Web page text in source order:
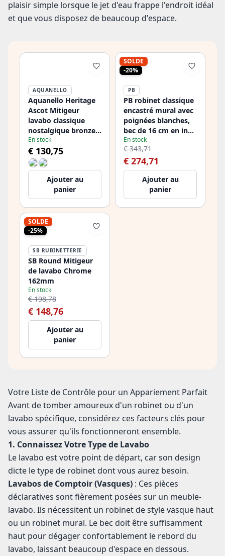
plaisir simple lorsque le jet d'eau frappe l'endroit idéal
et que vous disposez de beaucoup d'espace.
AQUANELLO
Aquanello Heritage
Ascot Mitigeur
lavabo classique
nostalgique bronze
BN-4101-HA
En stock
€ 130,75
Ajouter au
panier
SOLDE
-20%
PB
PB robinet classique
encastré mural avec
poignées blanches,
bec de 16 cm en inox
1208854342
En stock
€ 343,71
€ 274,71
Ajouter au
panier
SOLDE
-25%
SB RUBINETTERIE
SB Round Mitigeur
de lavabo Chrome
162mm
En stock
€ 198,78
€ 148,76
Ajouter au
panier
Votre Liste de Contrôle pour un Appariement Parfait
Avant de tomber amoureux d'un robinet ou d'un
lavabo spécifique, considérez ces facteurs clés pour
vous assurer qu'ils fonctionneront ensemble.
1. Connaissez Votre Type de Lavabo
Le lavabo est votre point de départ, car son design
dicte le type de robinet dont vous aurez besoin.
Lavabos de Comptoir (Vasques) : Ces pièces
déclaratives sont fièrement posées sur un meuble-
lavabo. Ils nécessitent un robinet de style vasque haut
ou un robinet mural. Le bec doit être suffisamment
haut pour dégager confortablement le rebord du
lavabo, laissant beaucoup d'espace en dessous.